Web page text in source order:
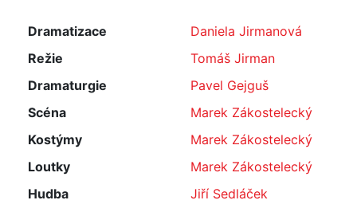
Dramatizace
Daniela Jirmanová
Režie
Tomáš Jirman
Dramaturgie
Pavel Gejguš
Scéna
Marek Zákostelecký
Kostýmy
Marek Zákostelecký
Loutky
Marek Zákostelecký
Hudba
Jiří Sedláček